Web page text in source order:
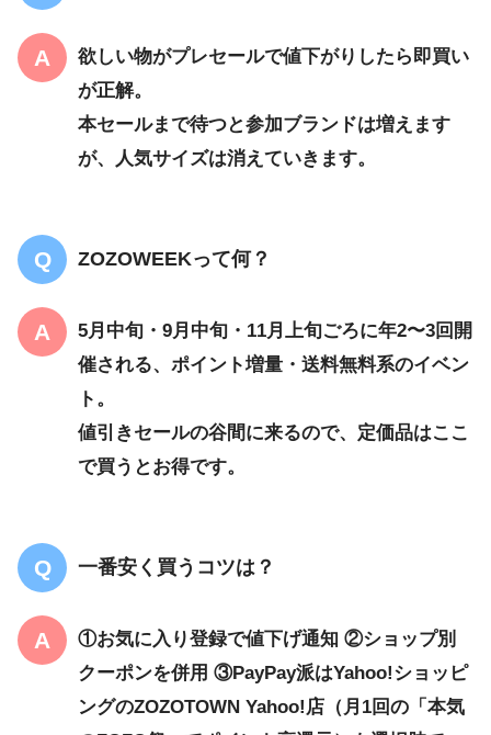
欲しい物がプレセールで値下がりしたら即買い
が正解。
本セールまで待つと参加ブランドは増えます
が、人気サイズは消えていきます。
ZOZOWEEKって何？
5月中旬・9月中旬・11月上旬ごろに年2〜3回開
催される、ポイント増量・送料無料系のイベン
ト。
値引きセールの谷間に来るので、定価品はここ
で買うとお得です。
一番安く買うコツは？
①お気に入り登録で値下げ通知 ②ショップ別
クーポンを併用 ③PayPay派はYahoo!ショッピ
ングのZOZOTOWN Yahoo!店（月1回の「本気